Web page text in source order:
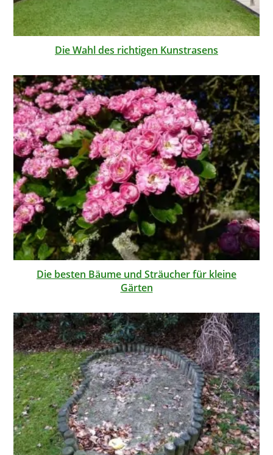
Die Wahl des richtigen Kunstrasens
Die besten Bäume und Sträucher für kleine
Gärten